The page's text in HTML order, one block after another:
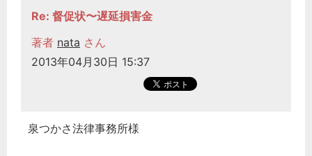
Re: 督促状〜遅延損害金
著者 nata さん
2013年04月30日 15:37
泉つかさ法律事務所様